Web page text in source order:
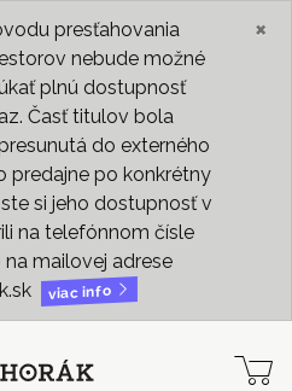
presťahovania
nebude možné
plnú dostupnosť
Časť titulov bola
do externého
predajne po konkrétny
si jeho dostupnosť v
na telefónnom čísle
mailovej adrese
viac info
×